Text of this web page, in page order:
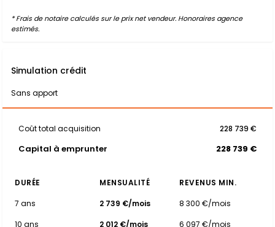
* Frais de notaire calculés sur le prix net vendeur. Honoraires agence
estimés.
Simulation crédit
Sans apport
Coût total acquisition 228 739 €
Capital à emprunter 228 739 €
DURÉE MENSUALITÉ
REVENUS MIN.
7 ans
2 739 €/mois
8 300 €/mois
10 ans
2 012 €/mois
6 097 €/mois